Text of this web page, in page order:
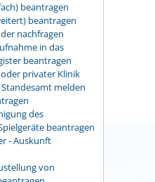
beantragen
beantragen
nachfragen
in das
beantragen
privater Klinik
melden
des
beantragen
- Auskunft
von